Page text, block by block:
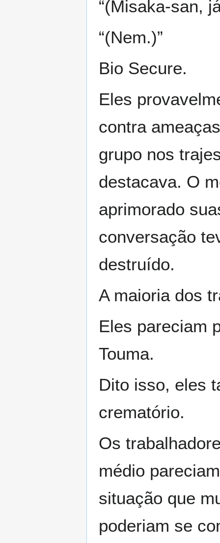
“(Misaka-san,
“(Nem.)”
Bio Secure.
Eles
contra
grupo nos
destacava. O
aprimorado
conversação
destruído.
A maioria dos
Eles pareciam
Touma.
Dito isso, eles
crematório.
Os
médio
situação que
poderiam se